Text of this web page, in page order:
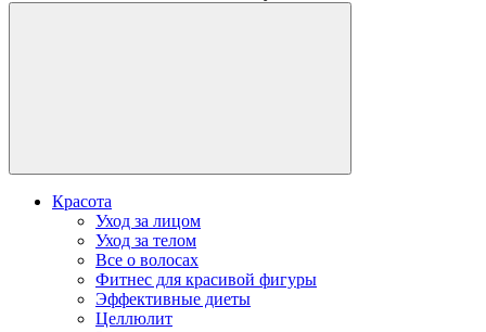
Красота
Уход за лицом
Уход за телом
Все о волосах
Фитнес для красивой фигуры
Эффективные диеты
Целлюлит